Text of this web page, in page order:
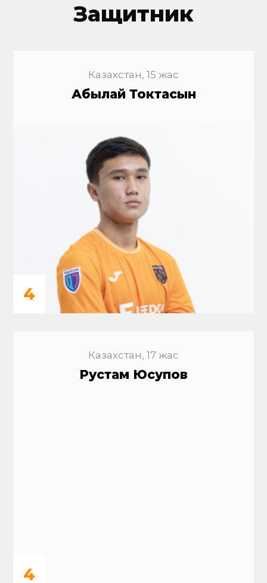
Защитник
Казахстан, 15 жас
Абылай Токтасын
4
Казахстан, 17 жас
Рустам Юсупов
4